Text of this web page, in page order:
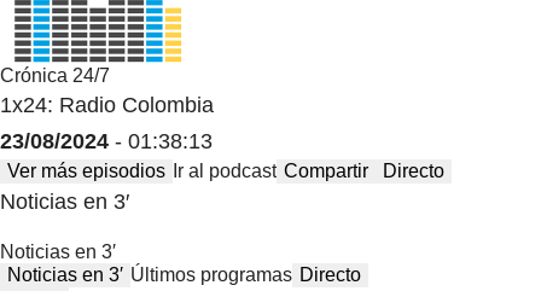
Crónica 24/7
1x24: Radio Colombia
23/08/2024 - 01:38:13
Ver más episodios Ir al podcast Compartir Directo
Noticias en 3′
Noticias en 3′
Noticias en 3′ Últimos programas Directo